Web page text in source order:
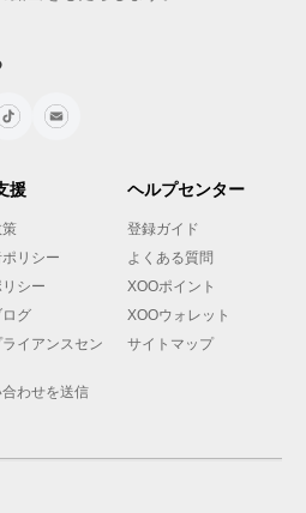
援
リシー
シー
グ
ライアンスセン
わせを送信
ヘルプセンター
登録ガイド
よくある質問
XOOポイント
XOOウォレット
サイトマップ